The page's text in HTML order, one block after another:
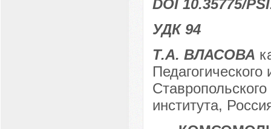
DOI 10.35775/
УДК 94
Т.А. ВЛАСОВА
Ставропольского
института,